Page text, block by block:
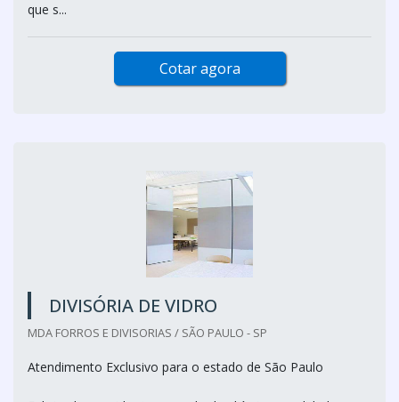
que s...
Cotar agora
DIVISÓRIA DE VIDRO
MDA FORROS E DIVISORIAS / SÃO PAULO - SP
Atendimento Exclusivo para o estado de São Paulo